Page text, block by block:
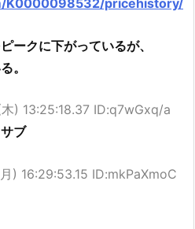
K0000098532/pricehistory/
ークに下がっているが、
。
) 13:25:18.37 ID:q7wGxq/a
ブ
) 16:29:53.15 ID:mkPaXmoC